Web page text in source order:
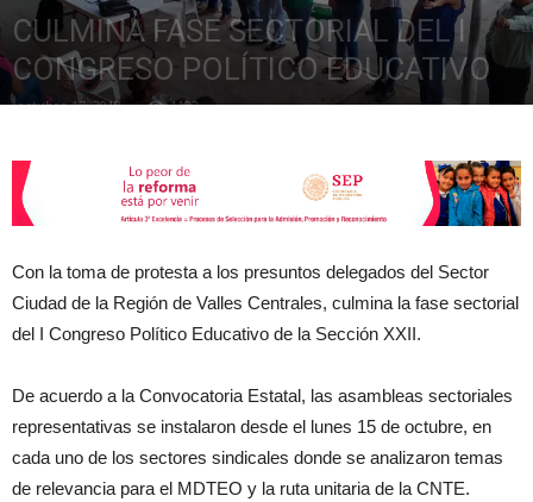
la
XXII
CULMINA FASE SECTORIAL DEL I
CONGRESO POLÍTICO EDUCATIVO
octubre 17, 2018 1133
Con la toma de protesta a los presuntos delegados del Sector
Ciudad de la Región de Valles Centrales, culmina la fase sectorial
del I Congreso Político Educativo de la Sección XXII.
De acuerdo a la Convocatoria Estatal, las asambleas sectoriales
representativas se instalaron desde el lunes 15 de octubre, en
cada uno de los sectores sindicales donde se analizaron temas
de relevancia para el MDTEO y la ruta unitaria de la CNTE.